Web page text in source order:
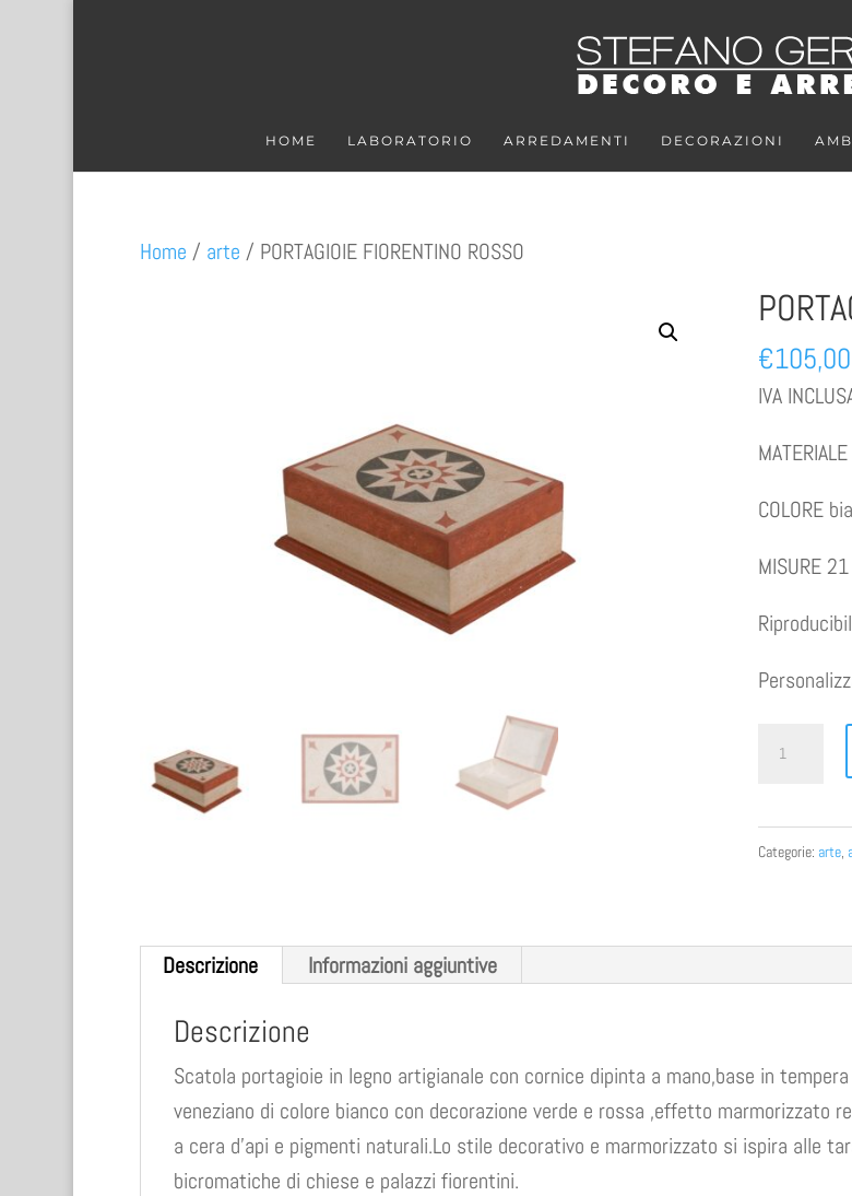
HOME LABORATORIO ARREDAMENTI DECORAZIONI
Home / arte / PORTAGIOIE FIORENTINO ROSSO
€105,00
IVA
COLORE
MISURE
quantità
Categorie: arte,
Descrizione Informazioni aggiuntive
Descrizione
Scatola portagioie in legno artigianale con cornice dipinta a mano,base in
veneziano di colore bianco con decorazione verde e rossa ,effetto marmorizzato
a cera d’api e pigmenti naturali.Lo stile decorativo e marmorizzato si ispira alle
bicromatiche di chiese e palazzi fiorentini.